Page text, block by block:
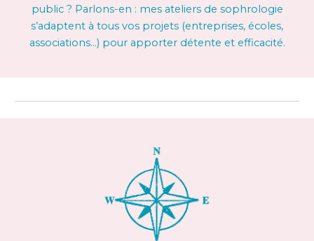
public ? Parlons-en : mes ateliers de sophrologie
s’adaptent à tous vos projets (entreprises, écoles,
associations…) pour apporter détente et efficacité.